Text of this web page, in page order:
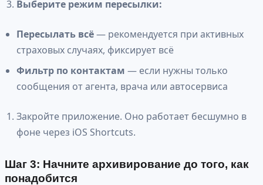
Выберите режим пересылки:
Пересылать всё— рекомендуется при активных
страховых случаях, фиксирует всё
Фильтр по контактам — если нужны только
сообщения от агента, врача или автосервиса
Закройте приложение. Оно работает бесшумно в
фоне через iOS Shortcuts.
Шаг 3: Начните архивирование до того, как
понадобится